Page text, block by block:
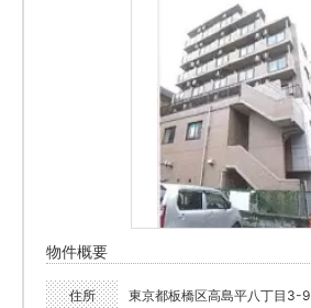
物件概要
住所 東京都板橋区高島平八丁目3-9